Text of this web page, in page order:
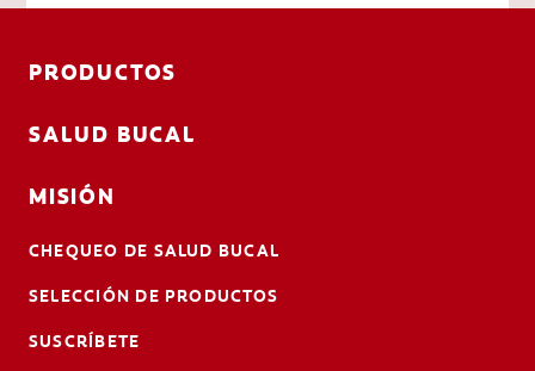
PRODUCTOS
SALUD BUCAL
MISIÓN
CHEQUEO DE SALUD BUCAL
SELECCIÓN DE PRODUCTOS
SUSCRÍBETE